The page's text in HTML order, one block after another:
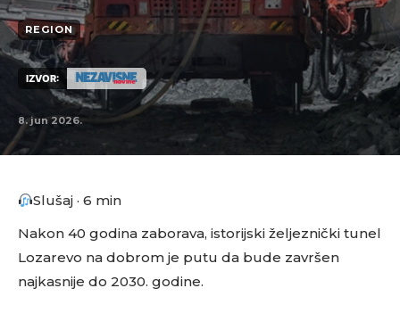
REGION
IZVOR:
8. jun 2026.
Slušaj · 6 min
Nakon 40 godina zaborava, istorijski željeznički tunel
Lozarevo na dobrom je putu da bude završen
najkasnije do 2030. godine.